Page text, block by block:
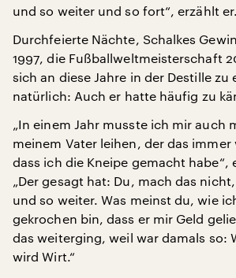
und so weiter und so fort“, erzählt er.
Durchfeierte Nächte, Schalkes
1997, die Fußballweltmeisterschaft
sich an diese Jahre in der Destille zu
natürlich: Auch er hatte häufig zu
„In einem Jahr musste ich mir auch
meinem Vater leihen, der das
dass ich die Kneipe gemacht habe“,
„Der gesagt hat: Du, mach das
und so weiter. Was meinst du, wie
gekrochen bin, dass er mir Geld
das weiterging, weil war damals so:
wird Wirt.“